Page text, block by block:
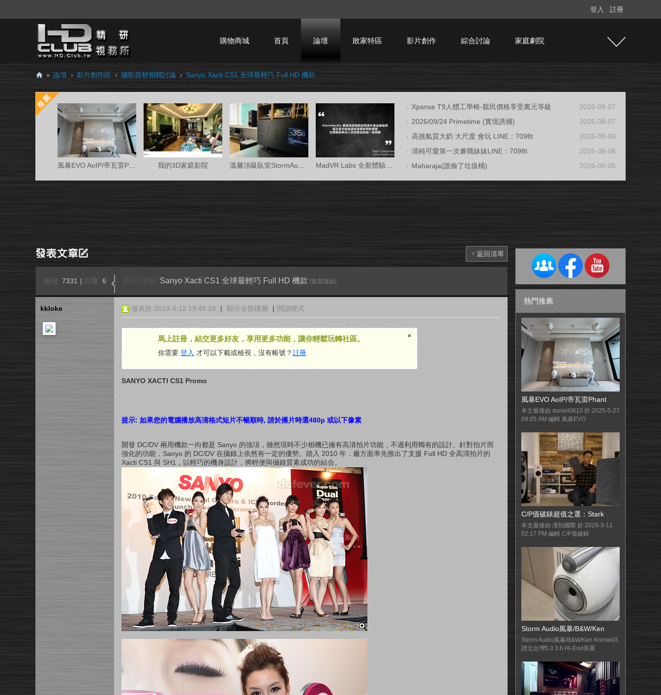
登入 註冊
購物商城 首頁 論壇 敗家特區 影片創作 綜合討論 家庭劇院
D.
Cl
» 論壇 › 影片創作區 › 攝影器材相關討論 › Sanyo Xacti CS1 全球最輕巧 Full HD 機款
我的3D家庭影院
Xpanse T9人體工學椅-親民價格享受萬元等級
2026-08-07
2026/09/24 Primetime (實境誘捕)
2026-08-07
高挑氣質大奶 大尺度 會玩 LINE：7098t
2026-08-06
清純可愛第一次兼職妹妹LINE：7098t
2026-08-06
Maharaja(誰偷了垃圾桶)
2026-08-05
返回清單
檢視: 7331 | 回覆: 6 Sanyo Xacti CS1 全球最輕巧 Full HD 機款 [複製連結]
kkloke 發表於 2010-4-12 19:48:28 | 顯示全部樓層 | 閱讀模式
馬上註冊，結交更多好友，享用更多功能，讓你輕鬆玩轉社區。
你需要 登入 才可以下載或檢視，沒有帳號？註冊
×
SANYO XACTI CS1 Promo
提示: 如果您的電腦播放高清格式短片不暢順時, 請於播片時選480p 或以下像素
開發 DC/DV 兩用機款一向都是 Sanyo 的強項，雖然現時不少相機已擁有高清拍片功能，不過利用獨有的設計、針對拍片而
強化的功能，Sanyo 的 DC/DV 在攝錄上依然有一定的優勢。踏入 2010 年，廠方面率先推出了支援 Full HD 全高清拍片的
Xacti CS1 與 SH1，以輕巧的機身設計，將輕便與攝錄質素成功的結合。
熱門推薦
風暴EVO AoIP/帝瓦雷Phant
本文最後由 daniel0810 於 2025-5-27
09:05 AM 編輯 風暴EVO
C/P值破錶超值之選：Stark
本文最後由 漢怡國際 於 2026-3-11
02:17 PM 編輯 C/P值破錶
Storm Audio風暴/B&W/Ken
Storm Audio風暴/B&W/Ken Kreisel共
譜北台灣5.3.3.6 Hi-End美麗